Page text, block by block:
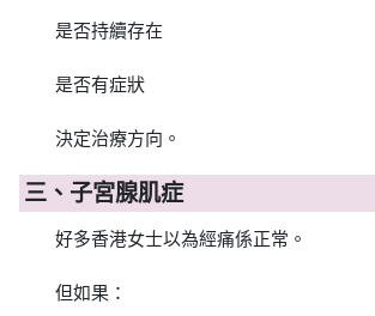
是否持續存在
是否有症狀
決定治療方向。
三、子宮腺肌症
好多香港女士以為經痛係正常。
但如果：